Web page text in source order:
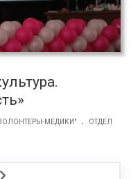
МЕДИКИ" .
ОТДЕЛ